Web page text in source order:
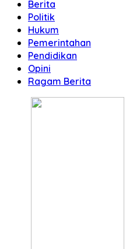
Berita
Politik
Hukum
Pemerintahan
Pendidikan
Opini
Ragam Berita